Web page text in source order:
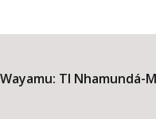
TI Nhamundá-